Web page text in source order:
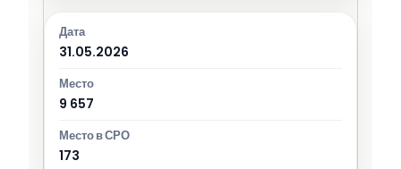
31.05.2026
9 657
173